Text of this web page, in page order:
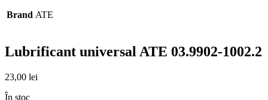
Brand ATE
Lubrificant universal ATE 03.9902-1002.2
23,00 lei
În stoc